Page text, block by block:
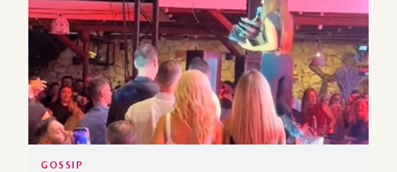
GOSSIP